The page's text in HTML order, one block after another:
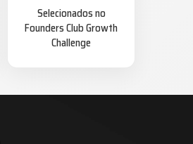
Selecionados no
Founders Club Growth
Challenge